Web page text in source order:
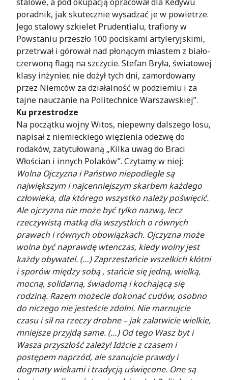
poradnik, jak skutecznie wysadzać je w powietrze.
Jego stalowy szkielet Prudentialu, trafiony w
Powstaniu przeszło 100 pociskami artyleryjskimi,
przetrwał i górował nad płonącym miastem z biało-
czerwoną flagą na szczycie. Stefan Bryła, światowej
klasy inżynier, nie dożył tych dni, zamordowany
przez Niemców za działalność w podziemiu i za
tajne nauczanie na Politechnice Warszawskiej”.
Ku przestrodze
Na początku wojny Witos, niepewny dalszego losu,
napisał z niemieckiego więzienia odezwę do
rodaków, zatytułowaną „Kilka uwag do Braci
Włościan i innych Polaków”. Czytamy w niej:
Wolna Ojczyzna i Państwo niepodległe są
największym i najcenniejszym skarbem każdego
człowieka, dla którego wszystko należy poświęcić.
Ale ojczyzna nie może być tylko nazwą, lecz
rzeczywistą matką dla wszystkich o równych
prawach i równych obowiązkach. Ojczyzna może
wolna być naprawdę wtenczas, kiedy wolny jest
każdy obywatel. (…) Zaprzestańcie wszelkich kłótni
i sporów między sobą , stańcie się jedną, wielką,
mocną, solidarną, świadomą i kochającą się
rodziną. Razem możecie dokonać cudów, osobno
do niczego nie jesteście zdolni. Nie marnujcie
czasu i sił na rzeczy drobne – jak załatwicie wielkie,
mniejsze przyjdą same. (…) Od tego Wasz byt i
Wasza przyszłość zależy! Idźcie z czasem i
postępem naprzód, ale szanujcie prawdy i
dogmaty wiekami i tradycją uświęcone. One są